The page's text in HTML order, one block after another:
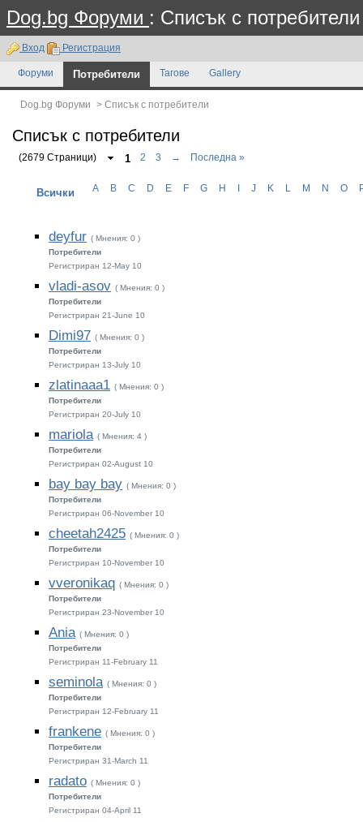
Dog.bg Форуми : Списък с потребители
Вход Регистрация
Форуми Потребители Тагове Gallery
Dog.bg Форуми > Списък с потребители
Списък с потребители
(2679 Страници) 1 2 3 → Последна »
Всички A B C D E F G H J K M N O
deyfur ( Мнения: 0 )
Потребители
Регистриран 12-May 10
vladi-asov ( Мнения: 0 )
Потребители
Регистриран 21-June 10
Dimi97 ( Мнения: 0 )
Потребители
Регистриран 13-July 10
zlatinaaa1 ( Мнения: 0 )
Потребители
Регистриран 20-July 10
mariola ( Мнения: 4 )
Потребители
Регистриран 02-August 10
bay bay bay ( Мнения: 0 )
Потребители
Регистриран 06-November 10
cheetah2425 ( Мнения: 0 )
Потребители
Регистриран 10-November 10
vveronikaq ( Мнения: 0 )
Потребители
Регистриран 23-November 10
Ania ( Мнения: 0 )
Потребители
Регистриран 11-February 11
seminola ( Мнения: 0 )
Потребители
Регистриран 12-February 11
frankene ( Мнения: 0 )
Потребители
Регистриран 31-March 11
radato ( Мнения: 0 )
Потребители
Регистриран 04-April 11